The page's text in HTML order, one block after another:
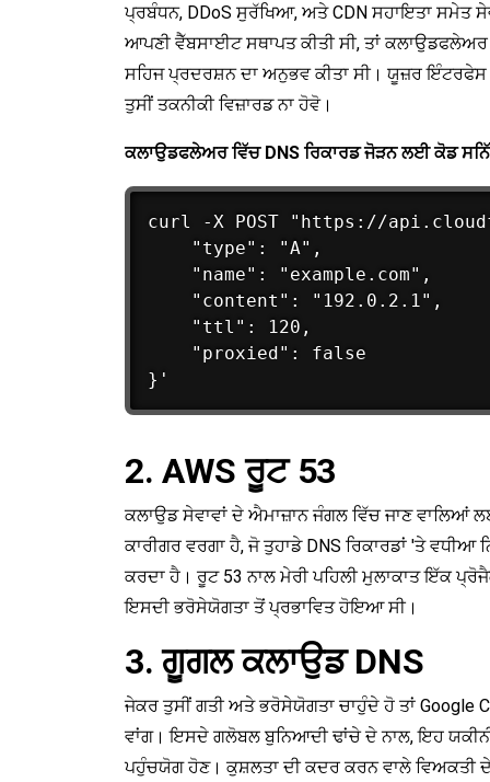
ਪ੍ਰਬੰਧਨ, DDoS ਸੁਰੱਖਿਆ, ਅਤੇ CDN ਸਹਾਇਤਾ ਸਮੇਤ
ਆਪਣੀ ਵੈੱਬਸਾਈਟ ਸਥਾਪਤ ਕੀਤੀ ਸੀ, ਤਾਂ
ਸਹਿਜ ਪ੍ਰਦਰਸ਼ਨ ਦਾ ਅਨੁਭਵ ਕੀਤਾ ਸੀ। ਯੂਜ਼ਰ ਇੰਟਰਫੇਸ
ਤੁਸੀਂ ਤਕਨੀਕੀ ਵਿਜ਼ਾਰਡ ਨਾ ਹੋਵੋ।
ਕਲਾਉਡਫਲੇਅਰ ਵਿੱਚ DNS ਰਿਕਾਰਡ ਜੋੜਨ ਲਈ ਕੋਡ
curl -X POST "https://
    "type": "A",
    "name": "example.com",
    "content": "192.0.2.1",
    "ttl": 120,
    "proxied": false
2. AWS ਰੂਟ 53
ਕਲਾਉਡ ਸੇਵਾਵਾਂ ਦੇ ਐਮਾਜ਼ਾਨ ਜੰਗਲ ਵਿੱਚ ਜਾਣ
ਕਾਰੀਗਰ ਵਰਗਾ ਹੈ, ਜੋ ਤੁਹਾਡੇ DNS ਰਿਕਾਰਡਾਂ 'ਤੇ
ਕਰਦਾ ਹੈ। ਰੂਟ 53 ਨਾਲ ਮੇਰੀ ਪਹਿਲੀ ਮੁਲਾਕਾਤ ਇੱਕ
ਇਸਦੀ ਭਰੋਸੇਯੋਗਤਾ ਤੋਂ ਪ੍ਰਭਾਵਿਤ ਹੋਇਆ ਸੀ।
3. ਗੂਗਲ ਕਲਾਉਡ DNS
ਜੇਕਰ ਤੁਸੀਂ ਗਤੀ ਅਤੇ ਭਰੋਸੇਯੋਗਤਾ ਚਾਹੁੰਦੇ ਹੋ ਤਾਂ Google
ਵਾਂਗ। ਇਸਦੇ ਗਲੋਬਲ ਬੁਨਿਆਦੀ ਢਾਂਚੇ ਦੇ ਨਾਲ, ਇਹ
ਪਹੁੰਚਯੋਗ ਹੋਣ। ਕੁਸ਼ਲਤਾ ਦੀ ਕਦਰ ਕਰਨ ਵਾਲੇ ਵਿਅਕਤੀ ਦੇ